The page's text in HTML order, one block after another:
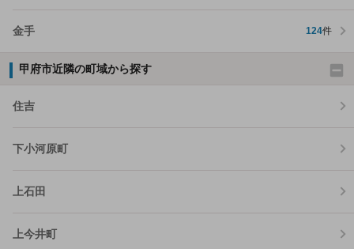
金手 124件
甲府市近隣の町域から探す
住吉
下小河原町
上石田
上今井町